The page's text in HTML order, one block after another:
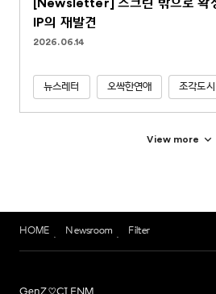
[Newsletter] 스크린 밖으로 확
IP의 재발견
2026.06.14
뉴스레터 오싹한연애 조각도시
View more
HOME Newsroom Filter